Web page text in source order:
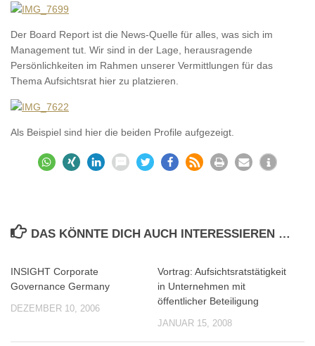
Der Board Report ist die News-Quelle für alles, was sich im
Management tut. Wir sind in der Lage, herausragende
Persönlichkeiten im Rahmen unserer Vermittlungen für das
Thema Aufsichtsrat hier zu platzieren.
Als Beispiel sind hier die beiden Profile aufgezeigt.
DAS KÖNNTE DICH AUCH INTERESSIEREN …
INSIGHT Corporate
Governance Germany
DEZEMBER 10, 2006
Vortrag: Aufsichtsratstätigkeit
in Unternehmen mit
öffentlicher Beteiligung
JANUAR 15, 2008